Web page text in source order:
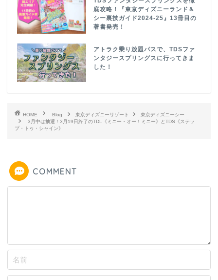
底攻略！『東京ディズニーランド＆
シー裏技ガイド2024-25』13冊目の
著書発売！
アトラク乗り放題パスで、TDSファ
ンタジースプリングスに行ってきま
した！
HOME Blog 東京ディズニーリゾート
東京ディズニーシー
3月中は抽選！3月19日終了のTDL《ミニー・オー！ミニー》とTDS《ステッ
プ・トゥ・シャイン》
COMMENT